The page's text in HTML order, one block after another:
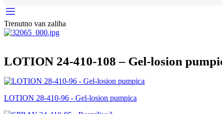
Trenutno van zaliha
LOTION 24-410-108 – Gel-losion
LOTION 28-410-96 - Gel-losion pumpica